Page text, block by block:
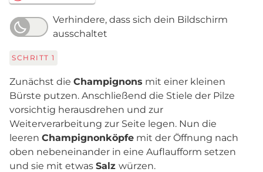
Verhindere, dass sich dein Bildschirm
ausschaltet
SCHRITT 1
Zunächst die Champignons mit einer kleinen
Bürste putzen. Anschließend die Stiele der Pilze
vorsichtig herausdrehen und zur
Weiterverarbeitung zur Seite legen. Nun die
leeren Champignonköpfe mit der Öffnung nach
oben nebeneinander in eine Auflaufform setzen
und sie mit etwas Salz würzen.